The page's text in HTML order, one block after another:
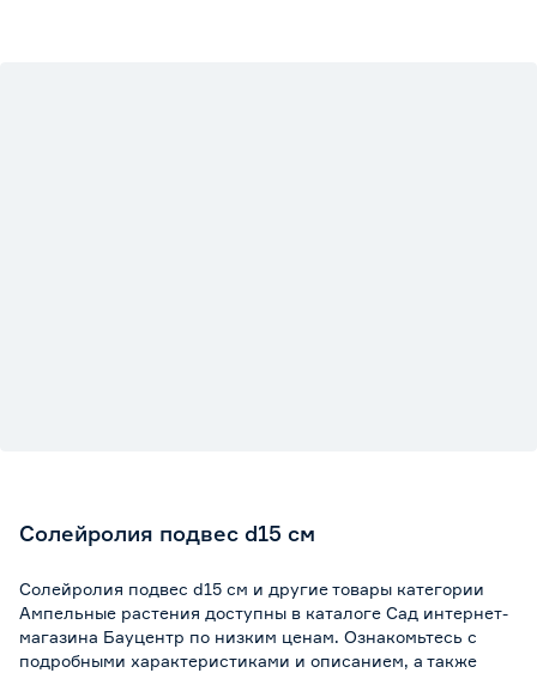
Солейролия подвес d15 см
Солейролия подвес d15 см и другие товары категории
Ампельные растения доступны в каталоге Сад интернет-
магазина Бауцентр по низким ценам. Ознакомьтесь с
подробными характеристиками и описанием, а также